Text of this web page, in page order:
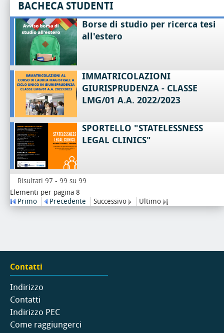
BACHECA STUDENTI
Borse di studio per ricerca tesi
all'estero
IMMATRICOLAZIONI
GIURISPRUDENZA - CLASSE
LMG/01 A.A. 2022/2023
SPORTELLO "STATELESSNESS
LEGAL CLINICS"
Risultati 97 - 99 su 99
Elementi per pagina 8
Primo
Precedente Successivo Ultimo
Contatti
Indirizzo
Contatti
Indirizzo PEC
Come raggiungerci